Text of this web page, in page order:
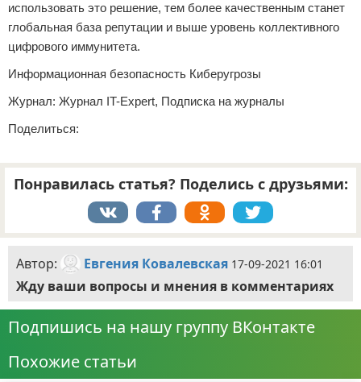
использовать это решение, тем более качественным станет
глобальная база репутации и выше уровень коллективного
цифрового иммунитета.
Информационная безопасность Киберугрозы
Журнал: Журнал IT-Expert, Подписка на журналы
Поделиться:
Понравилась статья? Поделись с друзьями:
Автор: Евгения Ковалевская 17-09-2021 16:01
Жду ваши вопросы и мнения в комментариях
Подпишись на нашу группу ВКонтакте
Похожие статьи